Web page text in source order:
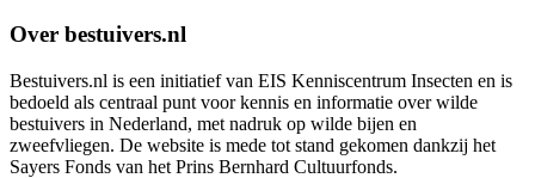
Over bestuivers.nl
Bestuivers.nl is een initiatief van EIS Kenniscentrum Insecten en is
bedoeld als centraal punt voor kennis en informatie over wilde
bestuivers in Nederland, met nadruk op wilde bijen en
zweefvliegen. De website is mede tot stand gekomen dankzij het
Sayers Fonds van het Prins Bernhard Cultuurfonds.